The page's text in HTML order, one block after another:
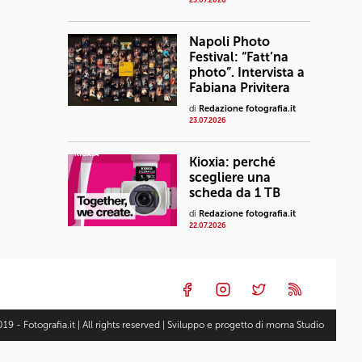
Napoli Photo
Festival: “Fatt’na
photo”. Intervista a
Fabiana Privitera
di Redazione fotografia.it
23.07.2026
Kioxia: perché
scegliere una
scheda da 1 TB
di Redazione fotografia.it
22.07.2026
- Fotografia.it | All rights reserved | Sviluppo e progetto di moma Studio